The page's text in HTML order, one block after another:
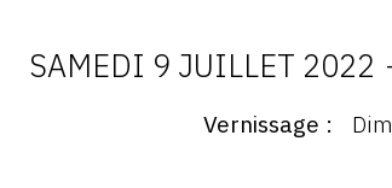
SAMEDI 9 JUILLET 2022
Vernissage